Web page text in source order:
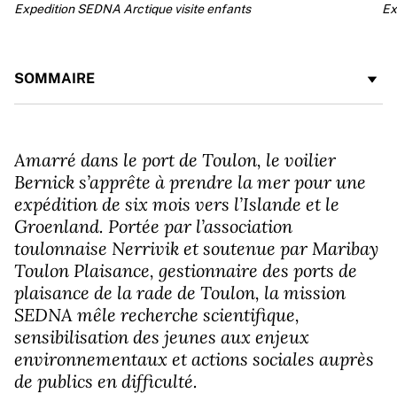
Expedition SEDNA Arctique visite enfants
SOMMAIRE
Amarré dans le port de Toulon, le voilier
Bernick s’apprête à prendre la mer pour une
expédition de six mois vers l’Islande et le
Groenland. Portée par l’association
toulonnaise Nerrivik et soutenue par Maribay
Toulon Plaisance, gestionnaire des ports de
plaisance de la rade de Toulon, la mission
SEDNA mêle recherche scientifique,
sensibilisation des jeunes aux enjeux
environnementaux et actions sociales auprès
de publics en difficulté.